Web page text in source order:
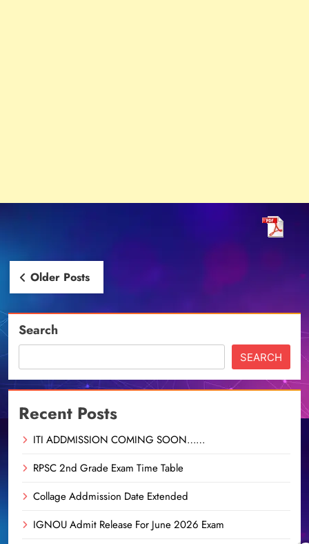
Posts
navigation
Older Posts
Search
SEARCH
Recent Posts
ITI ADDMISSION COMING SOON……
RPSC 2nd Grade Exam Time Table
Collage Addmission Date Extended
IGNOU Admit Release For June 2026 Exam